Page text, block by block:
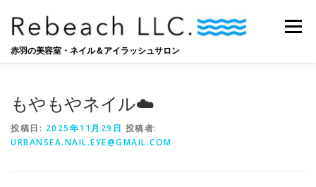
ツ
赤羽の美容室・ネイル＆アイラッシュサロン
メニュー
もやもやネイル☁️
投稿日: 2025年11月29日 投稿者:
URBANSEA.NAIL.EYE@GMAIL.COM